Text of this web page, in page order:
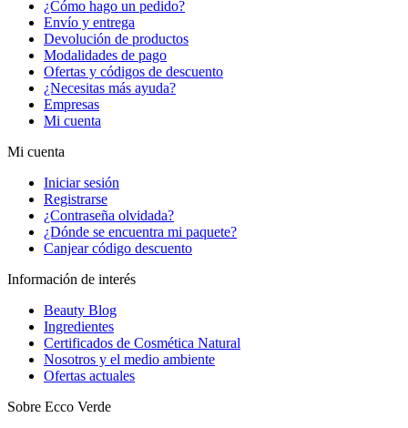
¿Cómo hago un pedido?
Envío y entrega
Devolución de productos
Modalidades de pago
Ofertas y códigos de descuento
¿Necesitas más ayuda?
Empresas
Mi cuenta
Mi cuenta
Iniciar sesión
Registrarse
¿Contraseña olvidada?
¿Dónde se encuentra mi paquete?
Canjear código descuento
Información de interés
Beauty Blog
Ingredientes
Certificados de Cosmética Natural
Nosotros y el medio ambiente
Ofertas actuales
Sobre Ecco Verde